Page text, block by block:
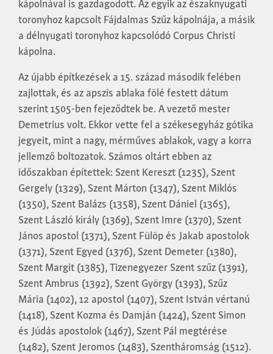
kápolnával is gazdagodott. Az egyik az északnyugati
toronyhoz kapcsolt Fájdalmas Szűz kápolnája, a másik
a délnyugati toronyhoz kapcsolódó Corpus Christi
kápolna.
Az újabb építkezések a 15. század második felében
zajlottak, és az apszis ablaka fölé festett dátum
szerint 1505-ben fejeződtek be. A vezető mester
Demetrius volt. Ekkor vette fel a székesegyház gótika
jegyeit, mint a nagy, mérműves ablakok, vagy a korra
jellemző boltozatok. Számos oltárt ebben az
időszakban építettek: Szent Kereszt (1235), Szent
Gergely (1329), Szent Márton (1347), Szent Miklós
(1350), Szent Balázs (1358), Szent Dániel (1365),
Szent László király (1369), Szent Imre (1370), Szent
János apostol (1371), Szent Fülöp és Jakab apostolok
(1371), Szent Egyed (1376), Szent Demeter (1380),
Szent Margit (1385), Tizenegyezer Szent szűz (1391),
Szent Ambrus (1392), Szent György (1393), Szűz
Mária (1402), 12 apostol (1407), Szent István vértanú
(1418), Szent Kozma és Damján (1424), Szent Simon
és Júdás apostolok (1467), Szent Pál megtérése
(1482), Szent Jeromos (1483), Szentháromság (1512).